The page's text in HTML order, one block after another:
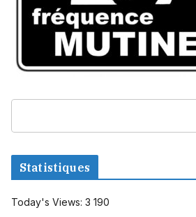
Statistiques
Today's Views: 3 190